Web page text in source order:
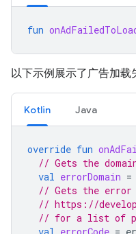
fun
以下示例展示了广告加载
Kotlin Java
override fun
// Gets the
val errorDomain =
// Gets the error
// https://
// for a list of